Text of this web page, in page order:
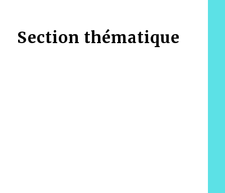
Section thématique